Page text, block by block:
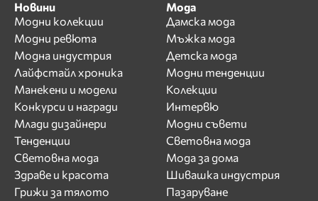
Новини
Модни колекции
Модни ревюта
Модна индустрия
Лайфстайл хроника
Манекени и модели
Конкурси и награди
Млади дизайнери
Тенденции
Световна мода
Здраве и красота
Грижи за тялото
Мода
Дамска мода
Мъжка мода
Детска мода
Модни тенденции
Колекции
Интервю
Модни съвети
Световна мода
Мода за дома
Шивашка индустрия
Пазаруване